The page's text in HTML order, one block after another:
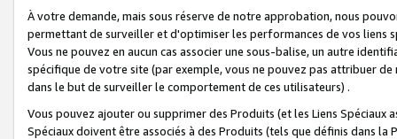
À votre demande, mais sous réserve de notre approbation, nous
permettant de surveiller et d'optimiser les performances de vos liens
Vous ne pouvez en aucun cas associer une sous-balise, un autre
spécifique de votre site (par exemple, vous ne pouvez pas attribuer
dans le but de surveiller le comportement de ces utilisateurs) .
Vous pouvez ajouter ou supprimer des Produits (et les Liens
Spéciaux doivent être associés à des Produits (tels que définis dans